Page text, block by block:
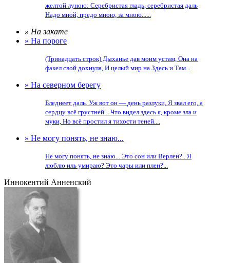
желтой луною: Серебристая гладь, серебристая даль
Надо мной, предо мною, за мною......
» На закате
» На пороге
(Тринадцать строк) Дыханье дав моим устам, Она на
факел свой дохнула, И целый мир на Здесь и Там...
» На северном берегу
Бледнеет даль. Уж вот он — день разлуки, Я звал его, а
сердцу всё грустней... Что видел здесь я, кроме зла и
муки, Но всё простил я тихости теней....
» Не могу понять, не знаю...
Не могу понять, не знаю... Это сон или Верлен?.. Я
люблю иль умираю? Это чары или плен?...
Иннокентий Анненский